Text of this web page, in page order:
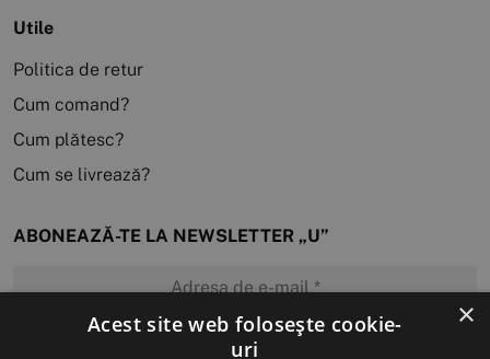
Utile
Politica de retur
Cum comand?
Cum plătesc?
Cum se livrează?
ABONEAZĂ-TE LA NEWSLETTER „U”
MĂ ABONEZ
×
Acest site web folosește cookie-
uri